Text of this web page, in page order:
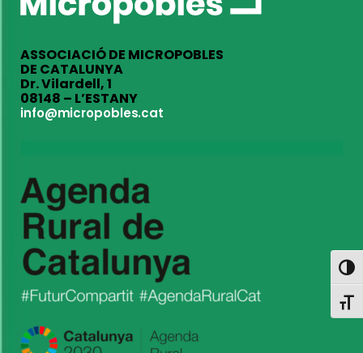
ASSOCIACIÓ DE MICROPOBLES
DE CATALUNYA
Dr. Vilardell, 1
08148 – L’ESTANY
info@micropobles.cat